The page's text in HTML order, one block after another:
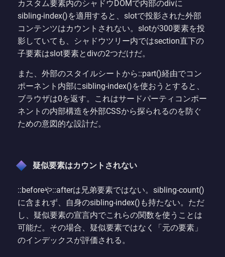
カスタム要素内のシャドウDOMで内部のdivに
sibling-index()を適用すると、slotで投影された外部
コンテンツはカウントされない。slotが300要素を投
影していても、シャドウツリー内ではsection直下の
子要素はslot要素とdivの2つだけだ。
また、外部のスタイルシートから::part()経由でコン
ポーネント内部にsibling-index()を使おうとすると、
ブラウザは0を返す。これはサードパーティコンポー
ネントの内部構造を外部CSSから探られるのを防ぐ
ための意図的な設計だ。
疑似要素はカウントされない
::beforeや::afterは兄弟要素ではない。sibling-count()
に含まれず、自身のsibling-index()も持たない。ただ
し、疑似要素の宣言内でこれらの関数を使うことは
可能だ。その場合、疑似要素ではなく「元の要素」
のインデックスが評価される。